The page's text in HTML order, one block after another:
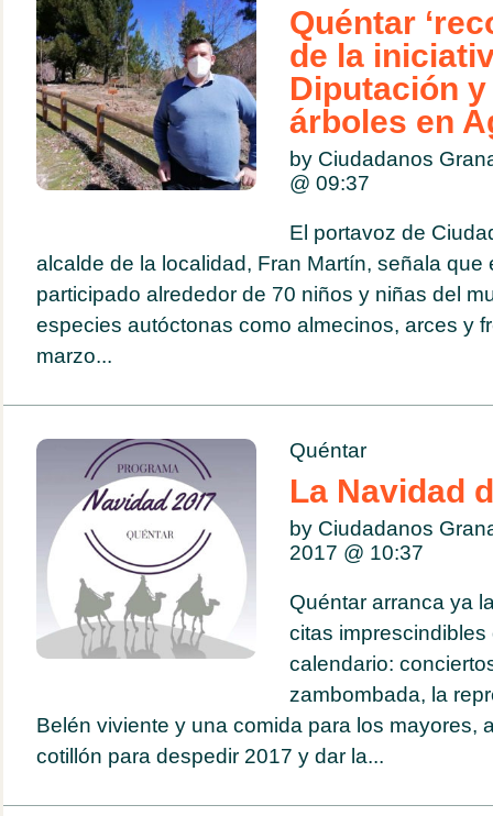
Quéntar
de la
Diputación
árboles en
by Ciudadanos
@ 09:37
El portavoz de
alcalde de la localidad, Fran Martín, señala que
participado alrededor de 70 niños y niñas del
especies autóctonas como almecinos, arces y
marzo...
Quéntar
La Navidad
by Ciudadanos
2017 @ 10:37
Quéntar arranca ya
citas
calendario:
zambombada, la
Belén viviente y una comida para los mayores,
cotillón para despedir 2017 y dar la...